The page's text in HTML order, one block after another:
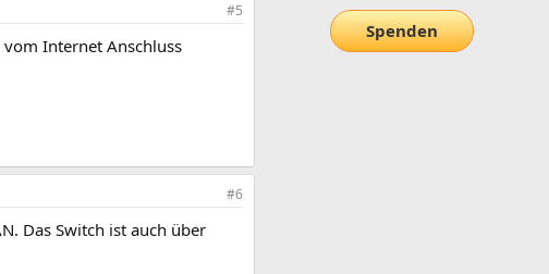
#5
Internet Anschluss
#6
Das Switch ist auch über
Spenden